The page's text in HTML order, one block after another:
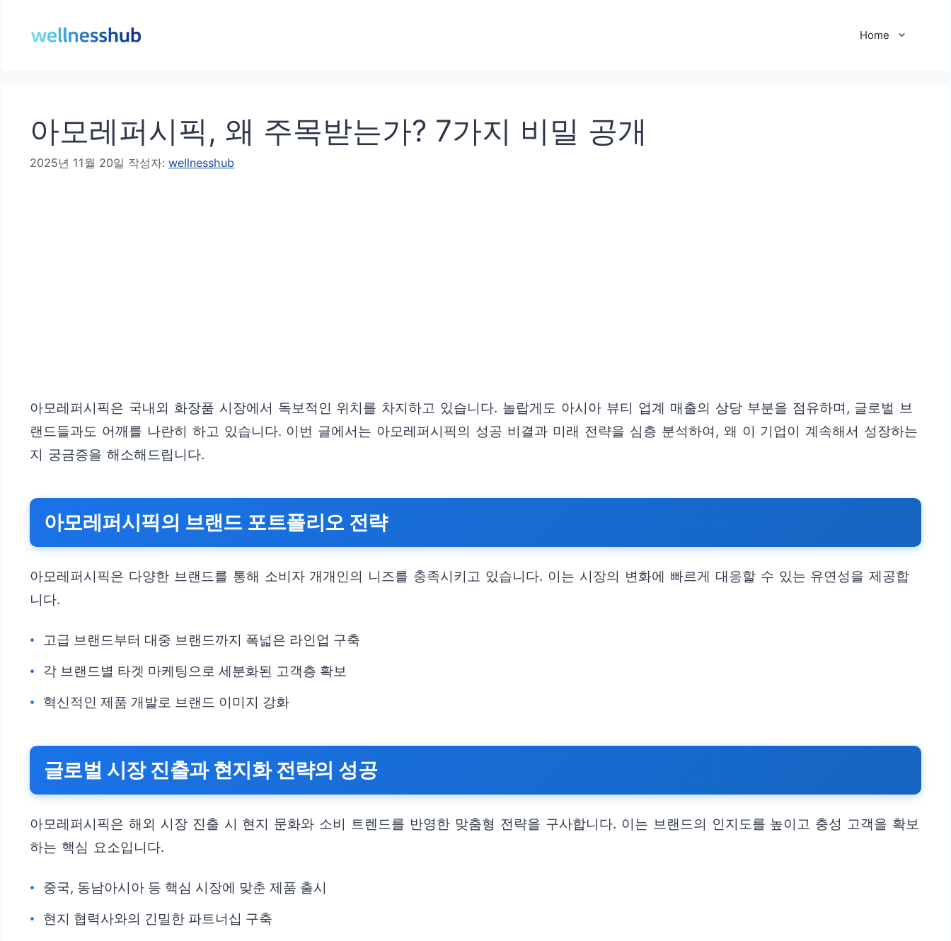
Home
아모레퍼시픽, 왜 주목받는가? 7가지 비밀 공개
2025년 11월 20일 작성자: wellnesshub
아모레퍼시픽은 국내외 화장품 시장에서 독보적인 위치를 차지하고 있습니다. 놀랍게도 아시아 뷰티 업계 매출의 상당 부분을 점유하며, 글로벌 브
랜드들과도 어깨를 나란히 하고 있습니다. 이번 글에서는 아모레퍼시픽의 성공 비결과 미래 전략을 심층 분석하여, 왜 이 기업이 계속해서 성장하는
지 궁금증을 해소해드립니다.
아모레퍼시픽의 브랜드 포트폴리오 전략
아모레퍼시픽은 다양한 브랜드를 통해 소비자 개개인의 니즈를 충족시키고 있습니다. 이는 시장의 변화에 빠르게 대응할 수 있는 유연성을 제공합
니다.
고급 브랜드부터 대중 브랜드까지 폭넓은 라인업 구축
각 브랜드별 타겟 마케팅으로 세분화된 고객층 확보
혁신적인 제품 개발로 브랜드 이미지 강화
글로벌 시장 진출과 현지화 전략의 성공
아모레퍼시픽은 해외 시장 진출 시 현지 문화와 소비 트렌드를 반영한 맞춤형 전략을 구사합니다. 이는 브랜드의 인지도를 높이고 충성 고객을 확보
하는 핵심 요소입니다.
중국, 동남아시아 등 핵심 시장에 맞춘 제품 출시
현지 협력사와의 긴밀한 파트너십 구축